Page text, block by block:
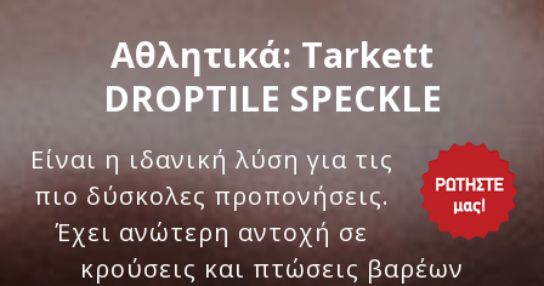
Αθλητικά: Tarkett
DROPTILE SPECKLE
Είναι η ιδανική λύση για τις
πιο δύσκολες προπονήσεις.
Έχει ανώτερη αντοχή σε
κρούσεις και πτώσεις βαρέων